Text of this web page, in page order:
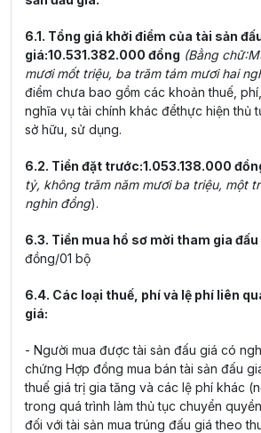
6.1. Tổng giá khởi điểm của tài sản
giá:10.531.382.000 đồng (Bằng
mươi mốt triệu, ba trăm tám mươi hai
điểm chưa bao gồm các khoản thuế,
nghĩa vụ tài chính khác đểthực hiện thủ
sở hữu, sử dụng.
6.2. Tiền đặt trước:1.053.138.000
tỷ, không trăm năm mươi ba triệu, một
nghìn đồng).
6.3. Tiền mua hồ sơ mời tham gia đấu
đồng/01 bộ
6.4. Các loại thuế, phí và lệ phí liên
giá:
- Người mua được tài sản đấu giá có
chứng Hợp đồng mua bán tài sản đấu
thuế giá trị gia tăng và các lệ phí khác
trong quá trình làm thủ tục chuyển
đối với tài sản mua trúng đấu giá theo